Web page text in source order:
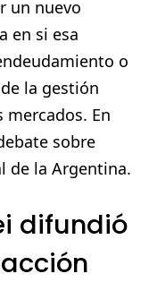
un nuevo
en si esa
o
la gestión
mercados. En
sobre
de la Argentina.
difundió